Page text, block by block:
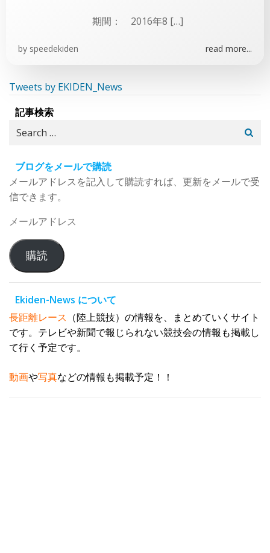
期間： 2016年8 […]
by speedekiden read more...
Tweets by EKIDEN_News
記事検索
Search
ブログをメールで購読
メールアドレスを記入して購読すれば、更新をメールで受
信できます。
メ
ル
ア
ド
レ
ス
購読
Ekiden-News について
長距離レース （陸上競技）の情報を、まとめていくサイト
です。テレビや新聞で報じられない競技会の情報も掲載し
て行く予定です。
動画や写真などの情報も掲載予定！！